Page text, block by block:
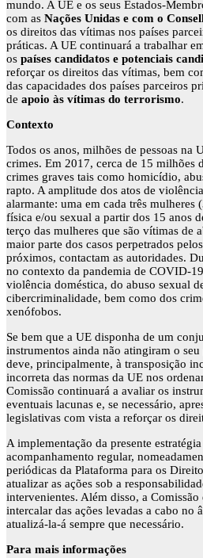
mundo. A UE e os seus Estados-
com as Nações Unidas e com o
os direitos das vítimas nos países
práticas. A UE continuará a trabalhar
os países candidatos e potenciais
reforçar os direitos das vítimas, bem
das capacidades dos países parceiros
de apoio às vítimas do terrorismo.
Contexto
Todos os anos, milhões de pessoas na
crimes. Em 2017, cerca de 15 milhões
crimes graves tais como homicídio,
rapto. A amplitude dos atos de
alarmante: uma em cada três
física e/ou sexual a partir dos 15 anos
terço das mulheres que são vítimas de
maior parte dos casos perpetrados
próximos, contactam as autoridades.
no contexto da pandemia de COVID-
violência doméstica, do abuso sexual
cibercriminalidade, bem como dos
xenófobos.
Se bem que a UE disponha de um
instrumentos ainda não atingiram o
deve, principalmente, à transposição
incorreta das normas da UE nos
Comissão continuará a avaliar os
eventuais lacunas e, se necessário,
legislativas com vista a reforçar os
A implementação da presente
acompanhamento regular,
periódicas da Plataforma para os
atualizar as ações sob a
intervenientes. Além disso, a Comissão
intercalar das ações levadas a cabo no
atualizá-la-á sempre que necessário.
Para mais informações